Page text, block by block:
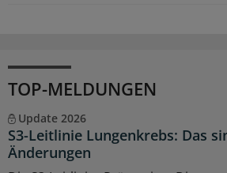
TOP-MELDUNGEN
Update 2026
S3-Leitlinie Lungenkrebs: Das
Änderungen